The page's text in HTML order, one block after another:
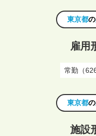
東京都の
雇用
常勤（626
東京都の
施設